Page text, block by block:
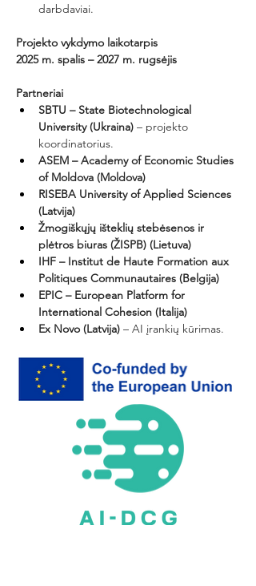
darbdaviai.
Projekto vykdymo laikotarpis
2025 m. spalis – 2027 m. rugsėjis
Partneriai
SBTU – State Biotechnological
University (Ukraina) – projekto
koordinatorius.
ASEM – Academy of Economic Studies
of Moldova (Moldova)
RISEBA University of Applied Sciences
(Latvija)
Žmogiškųjų išteklių stebėsenos ir
plėtros biuras (ŽISPB) (Lietuva)
IHF – Institut de Haute Formation aux
Politiques Communautaires (Belgija)
EPIC – European Platform for
International Cohesion (Italija)
Ex Novo (Latvija) – AI įrankių kūrimas.